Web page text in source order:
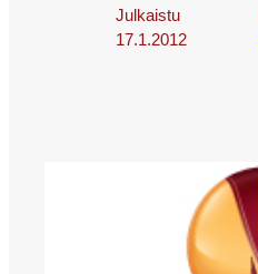
Julkaistu
17.1.2012